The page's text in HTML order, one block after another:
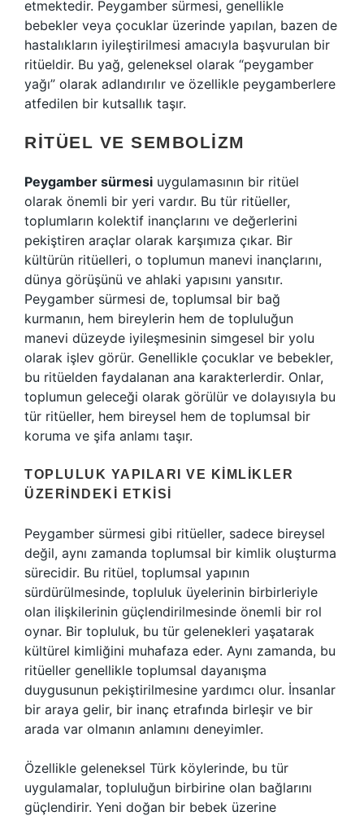
etmektedir. Peygamber sürmesi, genellikle
bebekler veya çocuklar üzerinde yapılan, bazen de
hastalıkların iyileştirilmesi amacıyla başvurulan bir
ritüeldir. Bu yağ, geleneksel olarak “peygamber
yağı” olarak adlandırılır ve özellikle peygamberlere
atfedilen bir kutsallık taşır.
RITÜEL VE SEMBOLIZM
Peygamber sürmesi uygulamasının bir ritüel
olarak önemli bir yeri vardır. Bu tür ritüeller,
toplumların kolektif inançlarını ve değerlerini
pekiştiren araçlar olarak karşımıza çıkar. Bir
kültürün ritüelleri, o toplumun manevi inançlarını,
dünya görüşünü ve ahlaki yapısını yansıtır.
Peygamber sürmesi de, toplumsal bir bağ
kurmanın, hem bireylerin hem de topluluğun
manevi düzeyde iyileşmesinin simgesel bir yolu
olarak işlev görür. Genellikle çocuklar ve bebekler,
bu ritüelden faydalanan ana karakterlerdir. Onlar,
toplumun geleceği olarak görülür ve dolayısıyla bu
tür ritüeller, hem bireysel hem de toplumsal bir
koruma ve şifa anlamı taşır.
TOPLULUK YAPILARI VE KIMLIKLER
ÜZERINDEKI ETKISI
Peygamber sürmesi gibi ritüeller, sadece bireysel
değil, aynı zamanda toplumsal bir kimlik oluşturma
sürecidir. Bu ritüel, toplumsal yapının
sürdürülmesinde, topluluk üyelerinin birbirleriyle
olan ilişkilerinin güçlendirilmesinde önemli bir rol
oynar. Bir topluluk, bu tür gelenekleri yaşatarak
kültürel kimliğini muhafaza eder. Aynı zamanda, bu
ritüeller genellikle toplumsal dayanışma
duygusunun pekiştirilmesine yardımcı olur. İnsanlar
bir araya gelir, bir inanç etrafında birleşir ve bir
arada var olmanın anlamını deneyimler.
Özellikle geleneksel Türk köylerinde, bu tür
uygulamalar, topluluğun birbirine olan bağlarını
güçlendirir. Yeni doğan bir bebek üzerine